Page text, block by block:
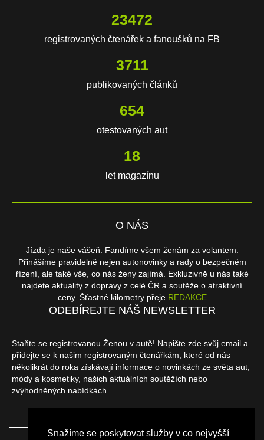
Snažíme se poskytovat služby v co nejvyšší
23472
registrovaných čtenářek a fanoušků na FB
3711
publikovaných článků
654
otestovaných aut
18
let magazínu
O NÁS
Jízda je naše vášeň. Fandíme všem ženám za volantem.
Přinášíme pravidelně nejen autonovinky a rady o bezpečném
řízení, ale také vše, co nás ženy zajímá. Exkluzivně u nás také
najdete aktuality z dopravy z celé ČR a soutěže o atraktivní
ceny. Šťastné kilometry přeje REDAKCE
ODEBÍREJTE NÁŠ NEWSLETTER
Staňte se registrovanou Ženou v autě! Napište zde svůj email a
přidejte se k našim registrovaným čtenářkám, které od nás
několikrát do roka získávají informace o novinkách ze světa aut,
módy a kosmetiky, našich aktuálních soutěžích nebo
zvýhodněných nabídkách.
NAŠI PARTNEŘI